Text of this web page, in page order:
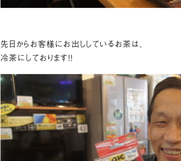
先日からお客様にお出ししているお茶は、
冷茶にしております！！